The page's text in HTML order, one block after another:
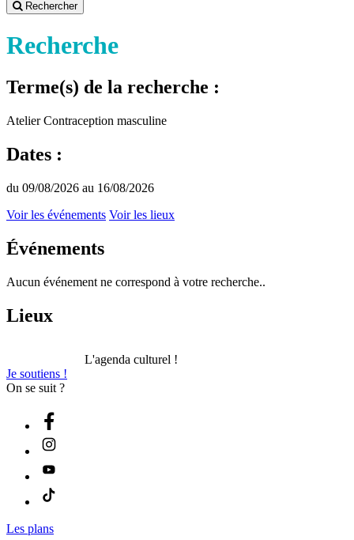
Rechercher
Recherche
Terme(s) de la recherche :
Atelier Contraception masculine
Dates :
du 09/08/2026 au 16/08/2026
Voir les événements Voir les lieux
Événements
Aucun événement ne correspond à votre recherche..
Lieux
L'agenda culturel !
Je soutiens !
On se suit ?
Les plans